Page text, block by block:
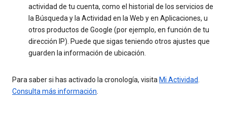
actividad de tu cuenta, como el historial de los servicios de
la Búsqueda y la Actividad en la Web y en Aplicaciones, u
otros productos de Google (por ejemplo, en función de tu
dirección IP). Puede que sigas teniendo otros ajustes que
guarden la información de ubicación.
Para saber si has activado la cronología, visita Mi Actividad.
Consulta más información.